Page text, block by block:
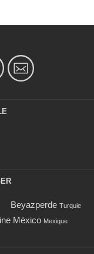
Beyazperde Turquie
México Mexique